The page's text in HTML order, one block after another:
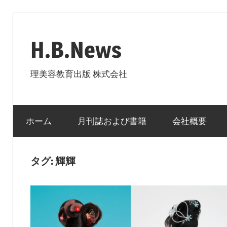
ス
ッ
H.B.News
理美容教育出版 株式会社
ホーム 月刊誌および書籍 会社概要
タグ:輝輝